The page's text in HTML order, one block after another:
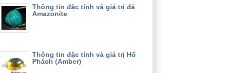
Thông tin đặc tính và giá trị đá
Amazonite
Thông tin đặc tính và giá trị Hổ
Phách (Amber)